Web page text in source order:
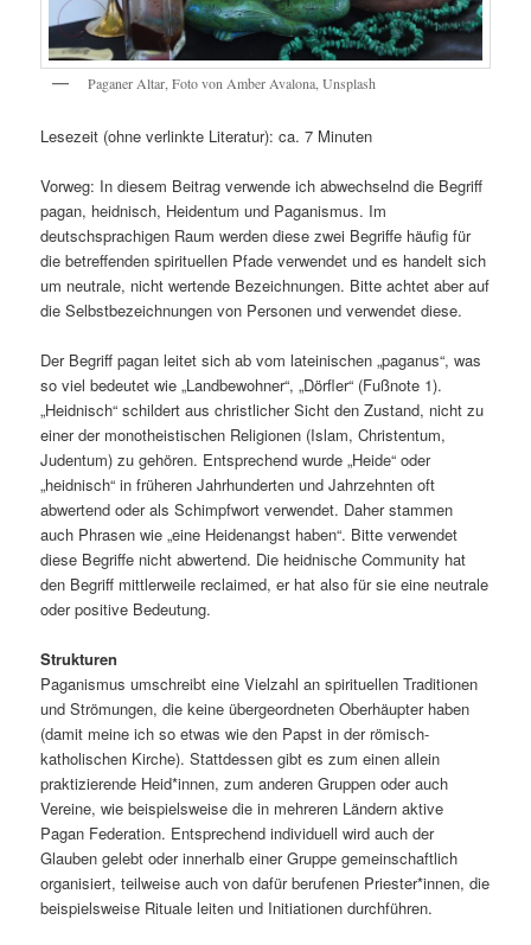
Paganer Altar, Foto von Amber Avalona, Unsplash
Lesezeit (ohne verlinkte Literatur): ca. 7 Minuten
Vorweg: In diesem Beitrag verwende ich abwechselnd die Begriff
pagan, heidnisch, Heidentum und Paganismus. Im
deutschsprachigen Raum werden diese zwei Begriffe häufig für
die betreffenden spirituellen Pfade verwendet und es handelt sich
um neutrale, nicht wertende Bezeichnungen. Bitte achtet aber auf
die Selbstbezeichnungen von Personen und verwendet diese.
Der Begriff pagan leitet sich ab vom lateinischen „paganus“, was
so viel bedeutet wie „Landbewohner“, „Dörfler“ (Fußnote 1).
„Heidnisch“ schildert aus christlicher Sicht den Zustand, nicht zu
einer der monotheistischen Religionen (Islam, Christentum,
Judentum) zu gehören. Entsprechend wurde „Heide“ oder
„heidnisch“ in früheren Jahrhunderten und Jahrzehnten oft
abwertend oder als Schimpfwort verwendet. Daher stammen
auch Phrasen wie „eine Heidenangst haben“. Bitte verwendet
diese Begriffe nicht abwertend. Die heidnische Community hat
den Begriff mittlerweile reclaimed, er hat also für sie eine neutrale
oder positive Bedeutung.
Strukturen
Paganismus umschreibt eine Vielzahl an spirituellen Traditionen
und Strömungen, die keine übergeordneten Oberhäupter haben
(damit meine ich so etwas wie den Papst in der römisch-
katholischen Kirche). Stattdessen gibt es zum einen allein
praktizierende Heid*innen, zum anderen Gruppen oder auch
Vereine, wie beispielsweise die in mehreren Ländern aktive
Pagan Federation. Entsprechend individuell wird auch der
Glauben gelebt oder innerhalb einer Gruppe gemeinschaftlich
organisiert, teilweise auch von dafür berufenen Priester*innen, die
beispielsweise Rituale leiten und Initiationen durchführen.